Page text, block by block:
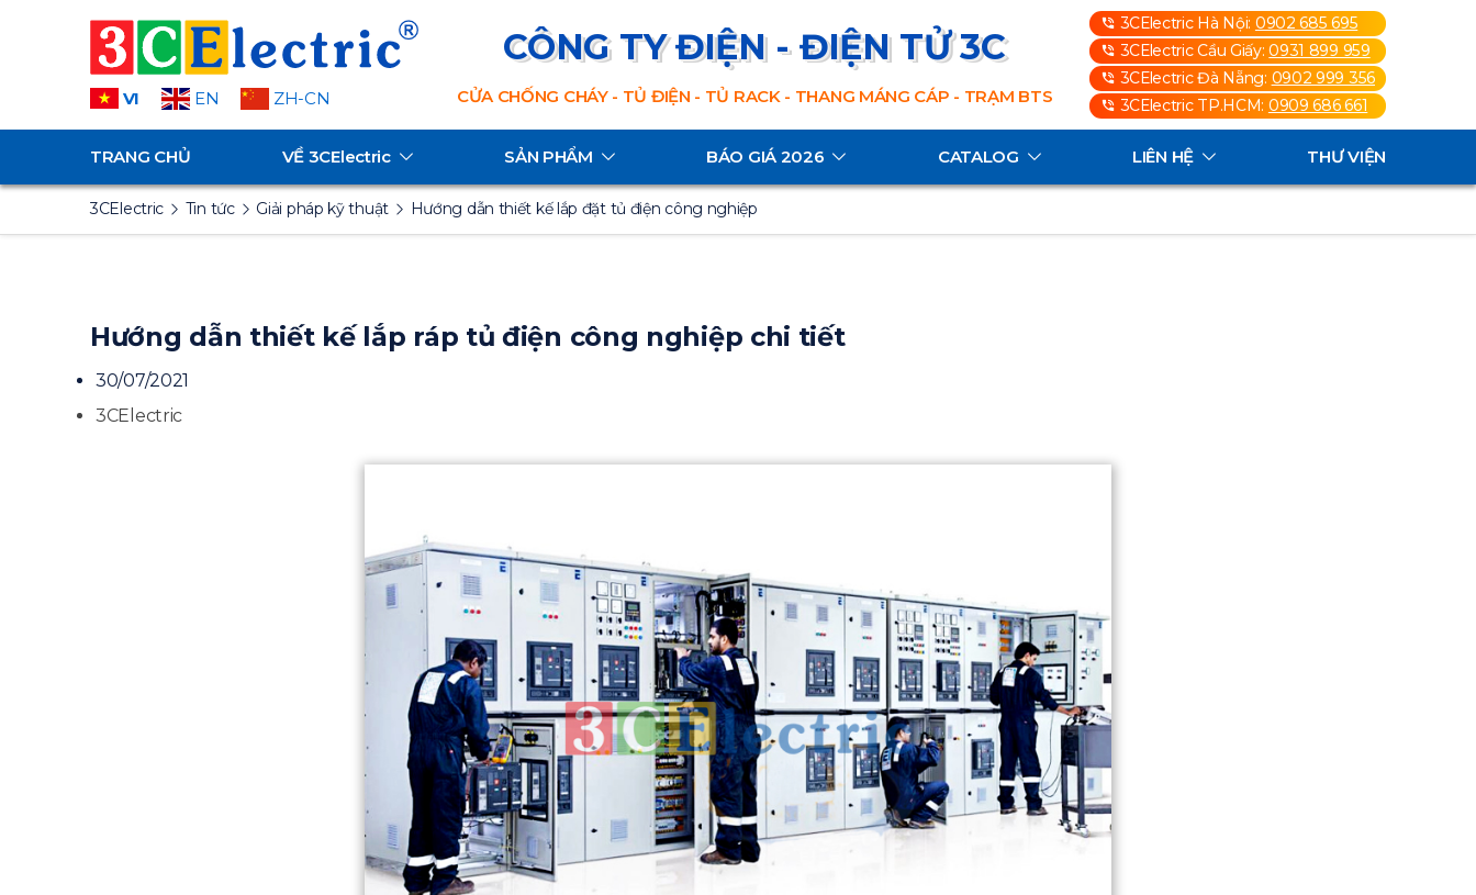
VI EN ZH-CN
CÔNG TY ĐIỆN - ĐIỆN TỬ 3C
CỬA CHỐNG CHÁY - TỦ ĐIỆN - TỦ RACK - THANG MÁNG CÁP - TRẠM BTS
3CElectric Hà Nội: 0902 685 695
3CElectric Cầu Giấy:0931 899 959
3CElectric Đà Nẵng: 0902 999 356
3CElectric TP.HCM: 0909 686 661
TRANG CHỦ VỀ 3CElectric SẢN PHẨM BÁO GIÁ 2026 CATALOG LIÊN HỆ THƯ VIỆN
3CElectric Tin tức Giải pháp kỹ thuật Hướng dẫn thiết kế lắp đặt tủ điện công nghiệp
Hướng dẫn thiết kế lắp ráp tủ điện công nghiệp chi tiết
30/07/2021
3CElectric